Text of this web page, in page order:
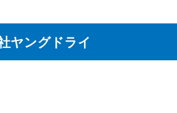
ヤングドライ